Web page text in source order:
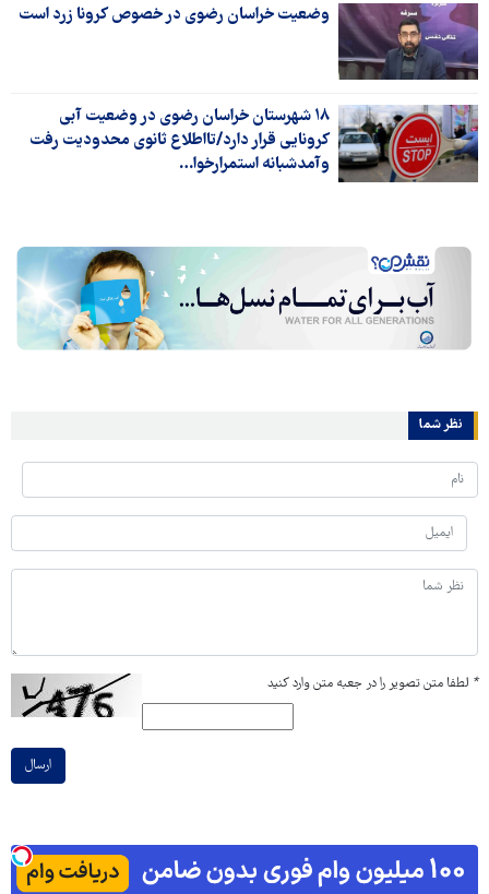
وضعیت خراسان رضوی در خصوص کرونا زرد است
۱۸ شهرستان خراسان رضوی در وضعیت آبی
کرونایی قرار دارد/تااطلاع ثانوی محدودیت رفت
وآمدشبانه استمرارخوا…
نظر شما
* لطفا متن تصویر را در جعبه متن وارد کنید
ارسال